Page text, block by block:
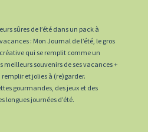
sûres de l’été dans un pack à
: Mon Journal de l’été, le gros
qui se remplit comme un
meilleurs souvenirs de ses vacances +
et jolies à (re)garder.
gourmandes, des jeux et des
longues journées d’été.